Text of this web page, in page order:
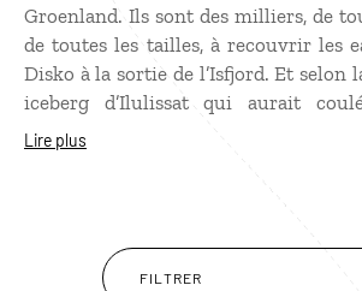
Groenland. Ils sont des milliers, de
de toutes les tailles, à recouvrir les
Disko à la sortie de l’Isfjord. Et selon
iceberg d’Ilulissat qui aurait
spectacle des icebergs qui se
point de départ idéal pour aller à la
et découvrir le glacier Eqi, d’où sont
Lire plus
FILTRER